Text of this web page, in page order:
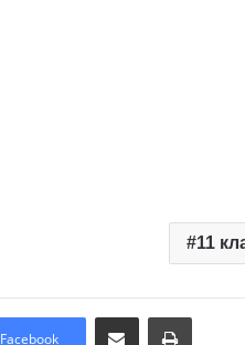
11
Facebook
Надіслати електронною поштою